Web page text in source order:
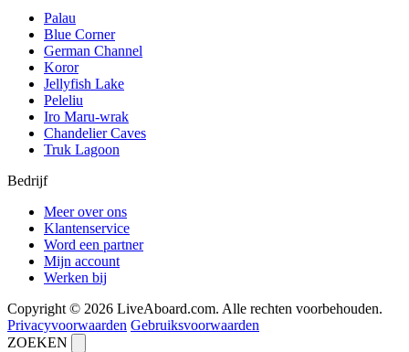
Palau
Blue Corner
German Channel
Koror
Jellyfish Lake
Peleliu
Iro Maru-wrak
Chandelier Caves
Truk Lagoon
Bedrijf
Meer over ons
Klantenservice
Word een partner
Mijn account
Werken bij
Copyright © 2026 LiveAboard.com. Alle rechten voorbehouden.
Privacyvoorwaarden Gebruiksvoorwaarden
ZOEKEN